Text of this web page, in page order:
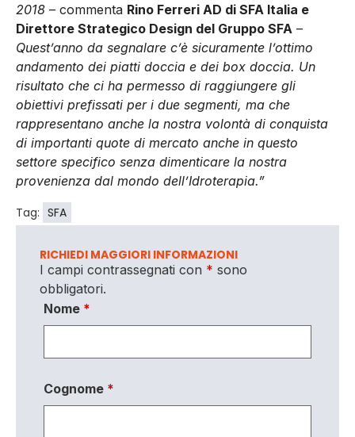
2018 – commenta Rino Ferreri AD di SFA Italia e
Direttore Strategico Design del Gruppo SFA –
Quest’anno da segnalare c’è sicuramente l’ottimo
andamento dei piatti doccia e dei box doccia. Un
risultato che ci ha permesso di raggiungere gli
obiettivi prefissati per i due segmenti, ma che
rappresentano anche la nostra volontà di conquista
di importanti quote di mercato anche in questo
settore specifico senza dimenticare la nostra
provenienza dal mondo dell’Idroterapia.”
Tag: SFA
RICHIEDI MAGGIORI INFORMAZIONI
I campi contrassegnati con * sono
obbligatori.
Nome *
Cognome *